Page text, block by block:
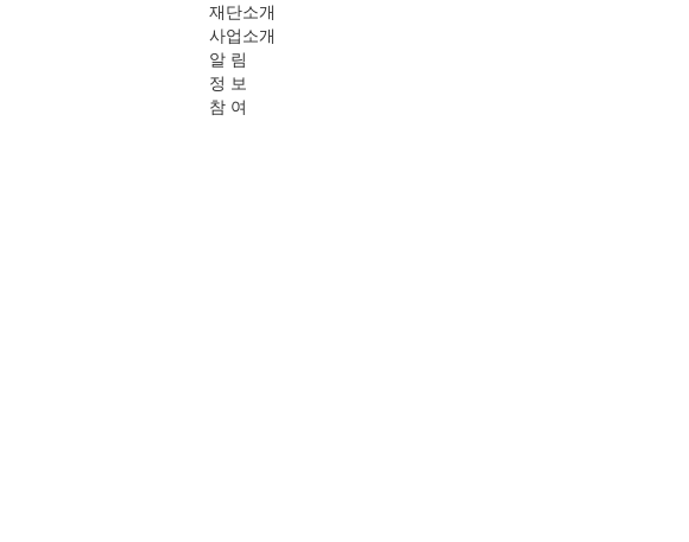
재단소개
사업소개
알 림
정 보
참 여